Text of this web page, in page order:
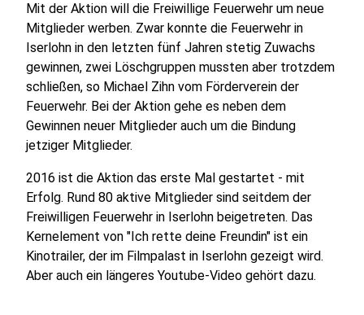
Mit der Aktion will die Freiwillige Feuerwehr um neue
Mitglieder werben. Zwar konnte die Feuerwehr in
Iserlohn in den letzten fünf Jahren stetig Zuwachs
gewinnen, zwei Löschgruppen mussten aber trotzdem
schließen, so Michael Zihn vom Förderverein der
Feuerwehr. Bei der Aktion gehe es neben dem
Gewinnen neuer Mitglieder auch um die Bindung
jetziger Mitglieder.
2016 ist die Aktion das erste Mal gestartet - mit
Erfolg. Rund 80 aktive Mitglieder sind seitdem der
Freiwilligen Feuerwehr in Iserlohn beigetreten. Das
Kernelement von "Ich rette deine Freundin" ist ein
Kinotrailer, der im Filmpalast in Iserlohn gezeigt wird.
Aber auch ein längeres Youtube-Video gehört dazu.